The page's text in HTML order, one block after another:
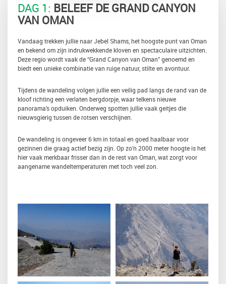
DAG 1: BELEEF DE GRAND CANYON
VAN OMAN
Vandaag trekken jullie naar Jebel Shams, het hoogste punt van Oman
en bekend om zijn indrukwekkende kloven en spectaculaire uitzichten.
Deze regio wordt vaak de “Grand Canyon van Oman” genoemd en
biedt een unieke combinatie van ruige natuur, stilte en avontuur.
Tijdens de wandeling volgen jullie een veilig pad langs de rand van de
kloof richting een verlaten bergdorpje, waar telkens nieuwe
panorama’s opduiken. Onderweg spotten jullie vaak geitjes die
nieuwsgierig tussen de rotsen verschijnen.
De wandeling is ongeveer 6 km in totaal en goed haalbaar voor
gezinnen die graag actief bezig zijn. Op zo’n 2000 meter hoogte is het
hier vaak merkbaar frisser dan in de rest van Oman, wat zorgt voor
aangename wandeltemperaturen met toch veel zon.